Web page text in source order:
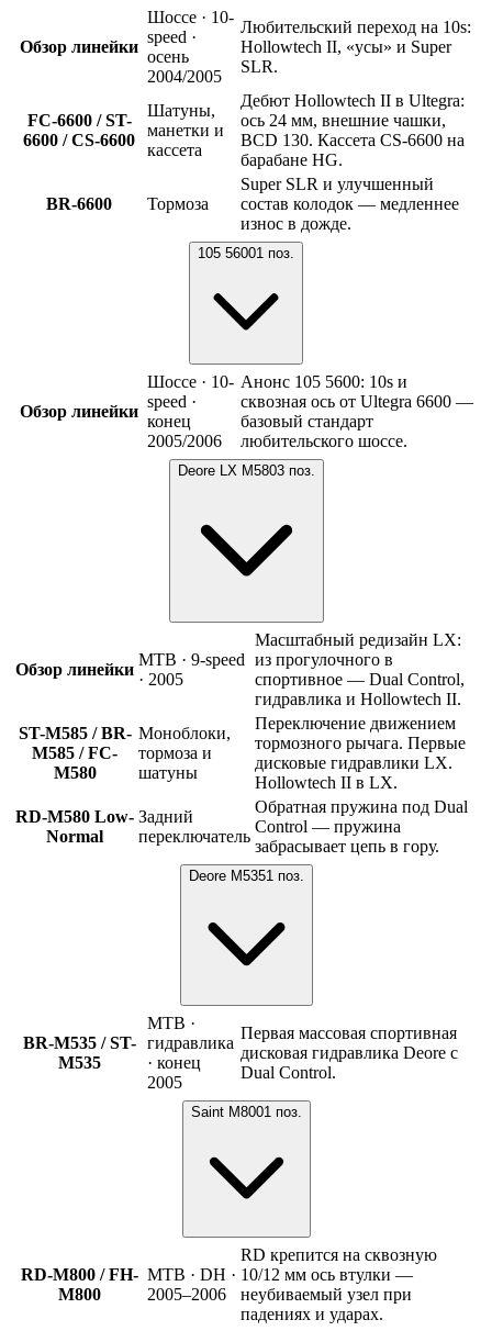
Обзор линейки
Шоссе · 10-
speed ·
осень
2004/2005
Любительский переход на 10s:
Hollowtech II, «усы» и Super
SLR.
FC-6600 / ST-
6600 / CS-6600
Шатуны,
манетки и
кассета
Дебют Hollowtech II в Ultegra:
ось 24 мм, внешние чашки,
BCD 130. Кассета CS-6600 на
барабане HG.
BR-6600 Тормоза
Super SLR и улучшенный
состав колодок — медленнее
износ в дожде.
105 56001 поз.
Обзор линейки
Шоссе · 10-
speed ·
конец
2005/2006
Анонс 105 5600: 10s и
сквозная ось от Ultegra 6600 —
базовый стандарт
любительского шоссе.
Deore LX M5803поз.
Обзор линейки
MTB · 9-speed
· 2005
Масштабный редизайн LX:
из прогулочного в
спортивное — Dual Control,
гидравлика и Hollowtech II.
ST-M585 / BR-
M585 / FC-
M580
Моноблоки,
тормоза и
шатуны
Переключение движением
тормозного рычага. Первые
дисковые гидравлики LX.
Hollowtech II в LX.
RD-M580 Low-
Normal
Задний
переключатель
Обратная пружина под Dual
Control — пружина
забрасывает цепь в гору.
Deore M5351 поз.
BR-M535 / ST-
M535
MTB ·
гидравлика
· конец
2005
Первая массовая спортивная
дисковая гидравлика Deore с
Dual Control.
Saint M8001 поз.
RD-M800 / FH-
M800
MTB · DH ·
2005–2006
RD крепится на сквозную
10/12 мм ось втулки —
неубиваемый узел при
падениях и ударах.